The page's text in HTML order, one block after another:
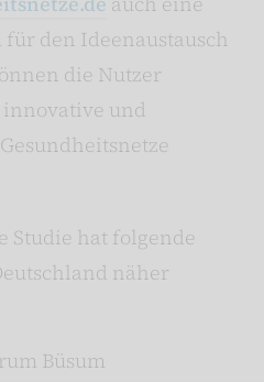
den Ideenaustausch
die Nutzer
und
Studie hat folgende
näher
Büsum